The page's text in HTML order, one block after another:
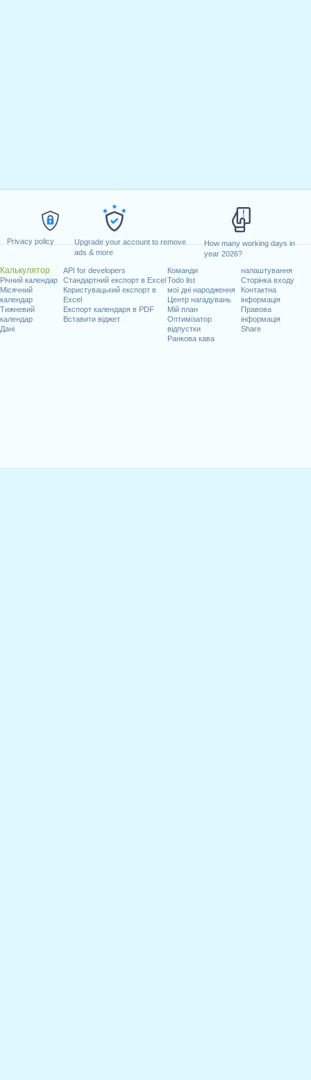
Privacy policy
Upgrade your account to remove
ads & more
How many working days in
year 2026?
Калькулятор
Річний календар
Місячний
календар
Тижневий
календар
Дані
API for developers
Стандартний експорт в Excel
Користувацький експорт в
Excel
Експорт календаря в PDF
Вставити віджет
Команди
Todo list
мої дні народження
Центр нагадувань
Мій план
Оптимізатор
відпустки
Ранкова кава
налаштування
Сторінка входу
Контактна
інформація
Правова
інформація
Share